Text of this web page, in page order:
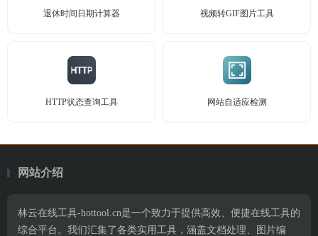
退休时间日期计算器 视频转GIF图片工具
HTTP状态查询工具 网站自适应检测
网站介绍
林云在线工具-hottool.cn是一个致力于提供高效、便捷在线工具的
综合平台。我们汇集了各类实用工具，涵盖文档处理、图片编